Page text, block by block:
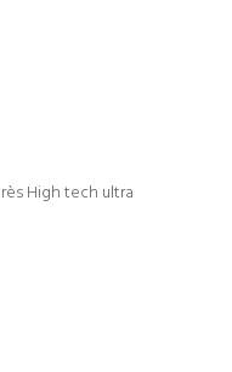
High tech ultra